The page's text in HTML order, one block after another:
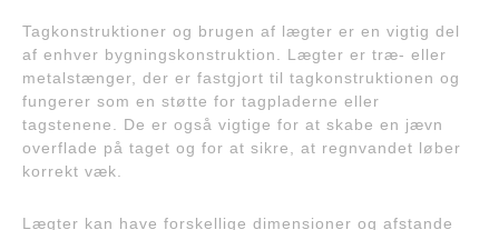
Tagkonstruktioner og brugen af lægter er en vigtig del
af enhver bygningskonstruktion. Lægter er træ- eller
metalstænger, der er fastgjort til tagkonstruktionen og
fungerer som en støtte for tagpladerne eller
tagstenene. De er også vigtige for at skabe en jævn
overflade på taget og for at sikre, at regnvandet løber
korrekt væk.
Lægter kan have forskellige dimensioner og afstande